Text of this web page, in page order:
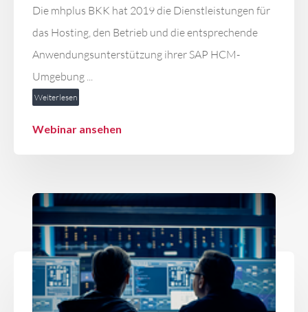
Die mhplus BKK hat 2019 die Dienstleistungen für
das Hosting, den Betrieb und die entsprechende
Anwendungsunterstützung ihrer SAP HCM-
Umgebung ...
Weiterlesen
Webinar ansehen